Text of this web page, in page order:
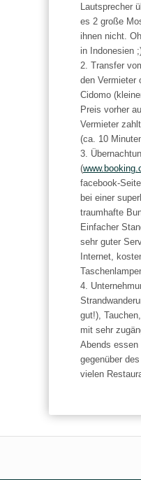
Lautsprecher
es 2 große
ihnen nicht.
in Indonesien
2. Transfer
den Vermieter
Cidomo
Preis vorher
Vermieter
(ca. 10
3.
(
facebook-
bei einer
traumhafte
Einfacher
sehr guter
Internet,
4.
gut!),
mit sehr
Abends
gegenüber
vielen